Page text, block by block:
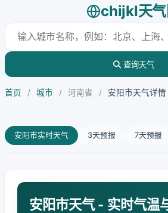
chijkl天气
查询天气
首页 / 城市 / 河南省 / 安阳市天气详情
安阳市实时天气 3天预报 7天预报
安阳市天气 - 实时气温